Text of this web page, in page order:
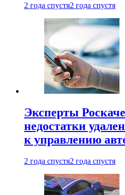
2 года спустя2 года спустя
Эксперты
недостатки
к управлению
2 года спустя2 года спустя